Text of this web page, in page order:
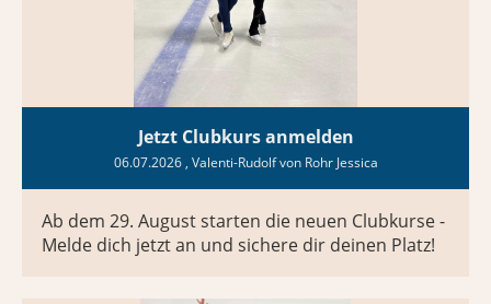
Jetzt Clubkurs anmelden
06.07.2026, Valenti-Rudolf von Rohr Jessica
Ab dem 29. August starten die neuen Clubkurse -
Melde dich jetzt an und sichere dir deinen Platz!